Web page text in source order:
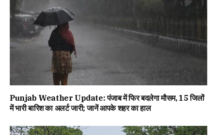
Punjab Weather Update: पंजाब में फिर बदलेगा मौसम, 15 जिलों
में भारी बारिश का अलर्ट जारी; जानें आपके शहर का हाल